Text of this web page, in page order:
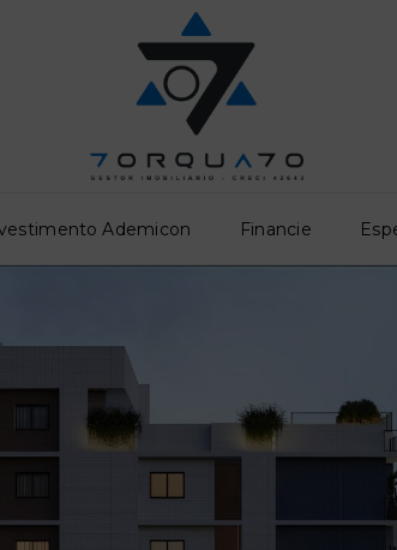
Ademicon Financie